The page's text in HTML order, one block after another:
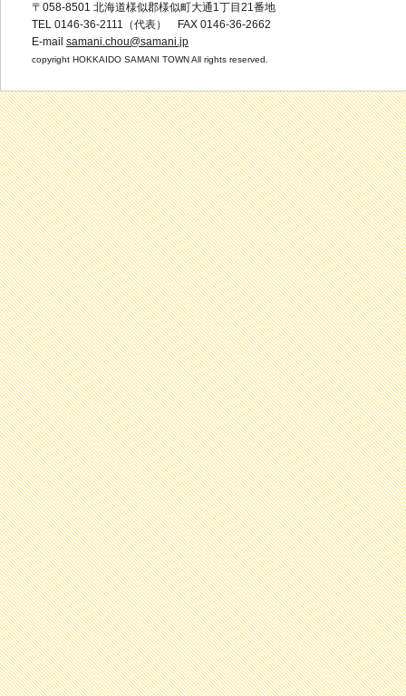
〒058-8501 北海道様似郡様似町大通1丁目21番地
TEL 0146-36-2111（代表） FAX 0146-36-2662
E-mail samani.chou@samani.jp
copyright HOKKAIDO SAMANI TOWN All rights reserved.